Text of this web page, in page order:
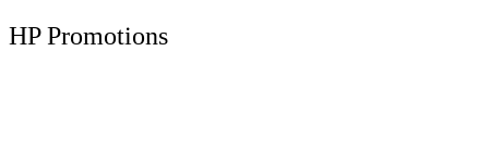
HP Promotions